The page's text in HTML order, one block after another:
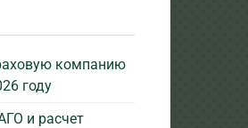
компанию
году
и расчет